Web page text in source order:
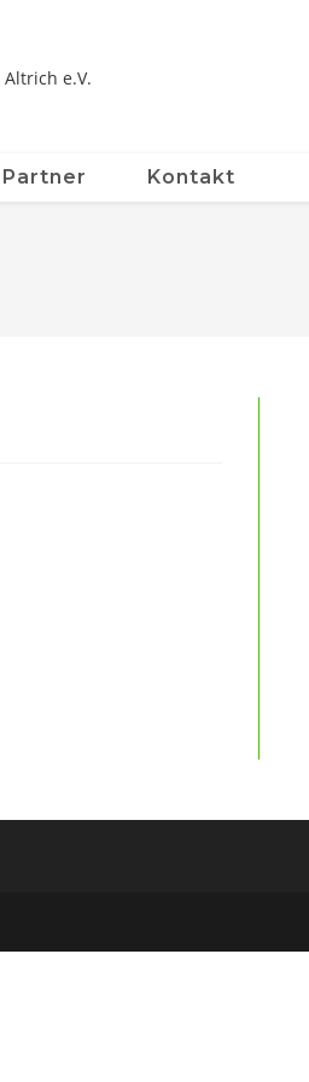
Partner Kontakt